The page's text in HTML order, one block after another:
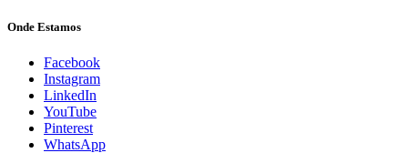
Onde Estamos
Facebook
Instagram
LinkedIn
YouTube
Pinterest
WhatsApp